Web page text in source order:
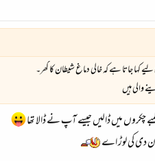
کہا جاتا ہے کہ خالی دماغ شیطان کا گھر۔
والی ہیں
چکروں میں ڈالیں جیسے آپ نے ڈالا تھا
دی کی لوڑ اے